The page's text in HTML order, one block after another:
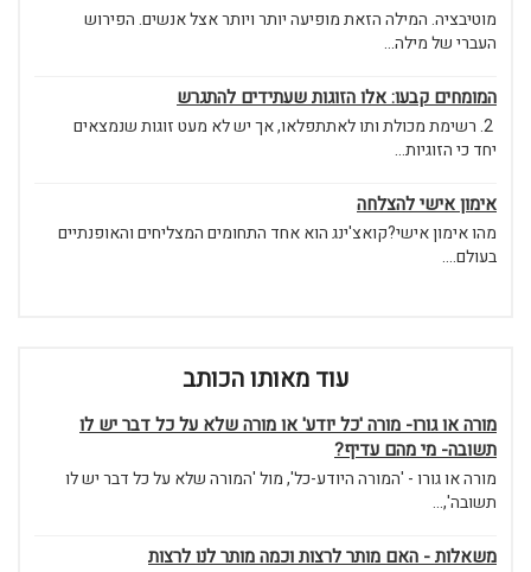
מוטיבציה. המילה הזאת מופיעה יותר ויותר אצל אנשים. הפירוש
העברי של מילה...
המומחים קבעו: אלו הזוגות שעתידים להתגרש
2. רשימת מכולת ותו לאתתפלאו, אך יש לא מעט זוגות שנמצאים
יחד כי הזוגיות...
אימון אישי להצלחה
מהו אימון אישי?קואצ'ינג הוא אחד התחומים המצליחים והאופנתיים
בעולם....
עוד מאותו הכותב
מורה או גורו- מורה 'כל יודע' או מורה שלא על כל דבר יש לו
תשובה- מי מהם עדיף?
מורה או גורו - 'המורה היודע-כל', מול 'המורה שלא על כל דבר יש לו
תשובה',...
משאלות - האם מותר לרצות וכמה מותר לנו לרצות